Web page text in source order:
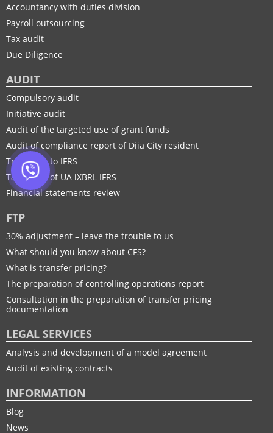
Accountancy with duties division
Payroll outsourcing
Tax audit
Due Diligence
AUDIT
Compulsory audit
Initiative audit
Audit of the targeted use of grant funds
Audit of compliance report of Diia City resident
Transition to IFRS
Taxonomy of UA іXBRL IFRS
Financial statements review
FTP
30% adjustment – leave the trouble to us
What should you know about CFS?
What is transfer pricing?
The preparation of controlling operations report
Consultation in the preparation of transfer pricing
documentation
LEGAL SERVICES
Analysis and development of a model agreement
Audit of existing contracts
INFORMATION
Blog
News